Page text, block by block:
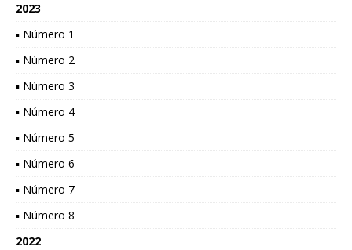
2023
▪ Número 1
▪ Número 2
▪ Número 3
▪ Número 4
▪ Número 5
▪ Número 6
▪ Número 7
▪ Número 8
2022